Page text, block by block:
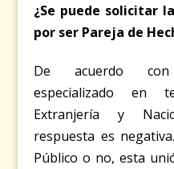
¿Se puede solicitar
por ser Pareja de
De acuerdo
especializado en
Extranjería y
respuesta es
Público o no, esta